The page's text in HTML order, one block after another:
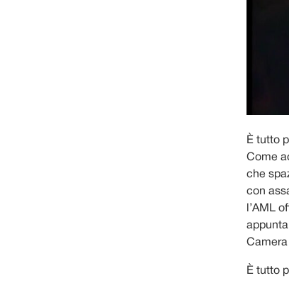
È tutto
Come
che
con
l’AML
È tutto